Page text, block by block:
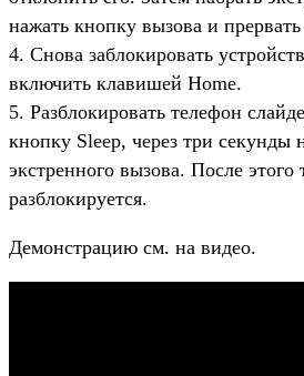
нажать кнопку вызова и прервать
4. Снова заблокировать
включить клавишей Home.
5. Разблокировать телефон
кнопку Sleep, через три секунды
экстренного вызова. После этого
разблокируется.
Демонстрацию см. на видео.